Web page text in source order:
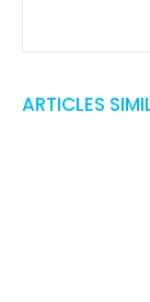
ARTICLES